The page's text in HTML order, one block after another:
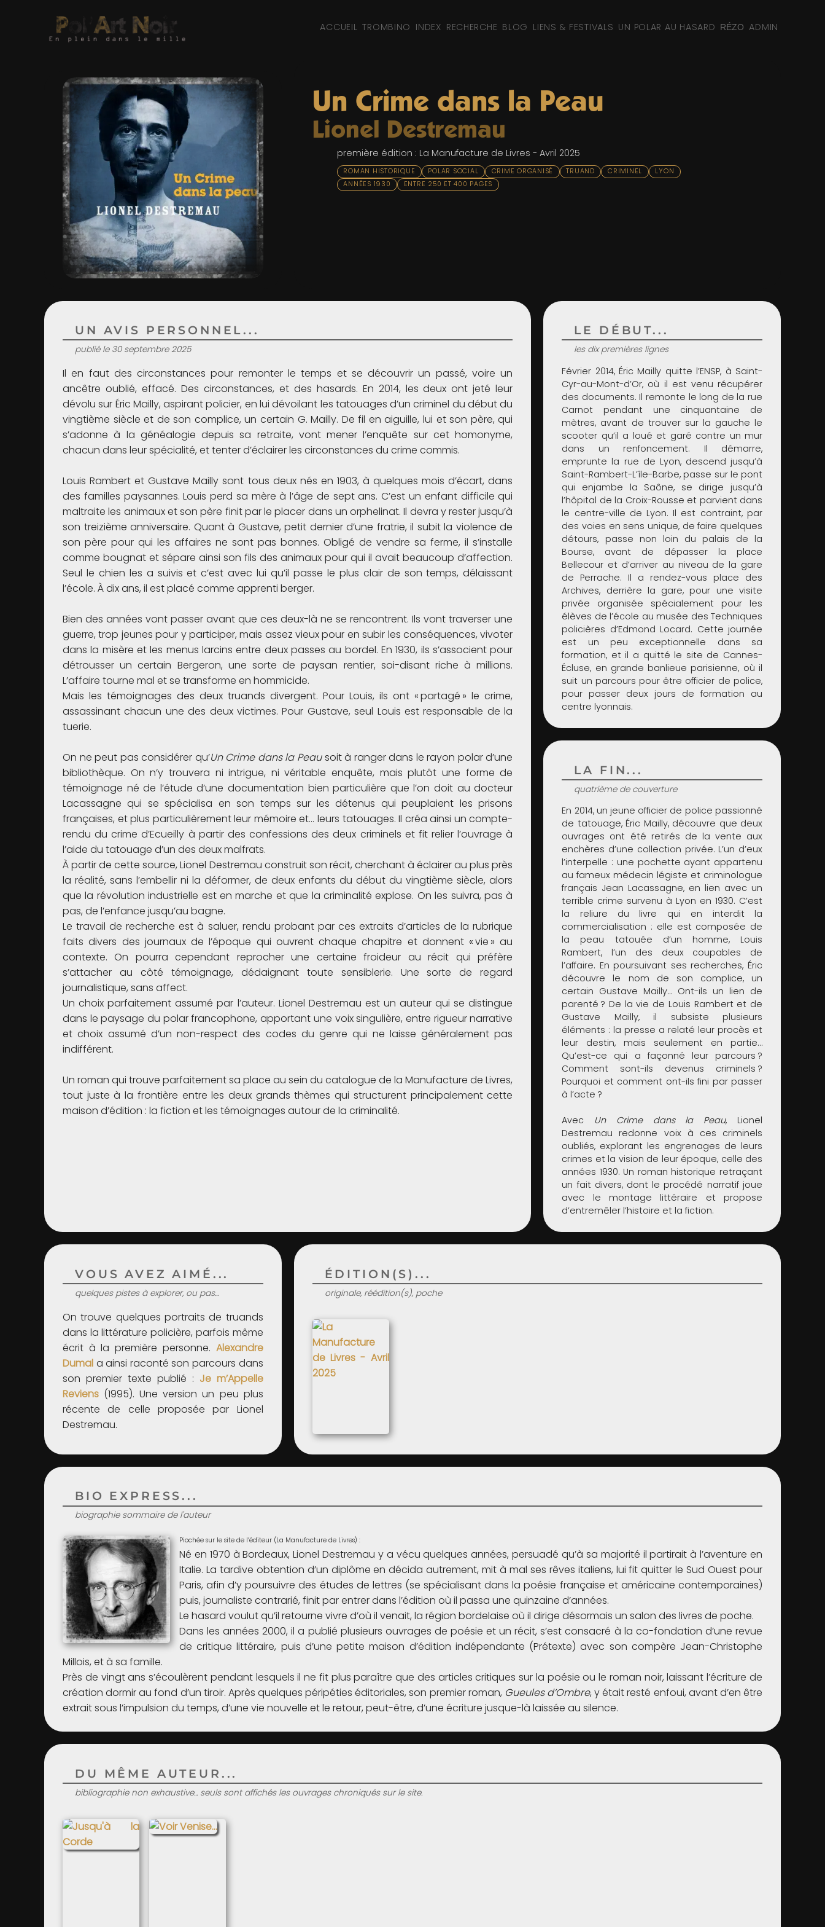
ACCUEIL TROMBINO INDEX RECHERCHE BLOG LIENS & FESTIVALS UN POLAR AU HASARD RÉZO ADMIN
Un Crime dans la Peau
Lionel Destremau
première édition : La Manufacture de Livres - Avril 2025
ROMAN HISTORIQUE POLAR SOCIAL CRIME ORGANISÉ TRUAND CRIMINEL
LYON
ANNÉES 1930
ENTRE 250 ET 400 PAGES
UN AVIS PERSONNEL...
publié le 30 septembre 2025
Il en faut des circonstances pour remonter le temps et se découvrir un passé, voire un
ancêtre oublié, effacé. Des circonstances, et des hasards. En 2014, les deux ont jeté leur
dévolu sur Éric Mailly, aspirant policier, en lui dévoilant les tatouages d’un criminel du début du
vingtième siècle et de son complice, un certain G. Mailly. De fil en aiguille, lui et son père, qui
s’adonne à la généalogie depuis sa retraite, vont mener l’enquête sur cet homonyme,
chacun dans leur spécialité, et tenter d’éclairer les circonstances du crime commis.
Louis Rambert et Gustave Mailly sont tous deux nés en 1903, à quelques mois d’écart, dans
des familles paysannes. Louis perd sa mère à l’âge de sept ans. C’est un enfant difficile qui
maltraite les animaux et son père finit par le placer dans un orphelinat. Il devra y rester jusqu’à
son treizième anniversaire. Quant à Gustave, petit dernier d’une fratrie, il subit la violence de
son père pour qui les affaires ne sont pas bonnes. Obligé de vendre sa ferme, il s’installe
comme bougnat et sépare ainsi son fils des animaux pour qui il avait beaucoup d’affection.
Seul le chien les a suivis et c’est avec lui qu’il passe le plus clair de son temps, délaissant
l’école. À dix ans, il est placé comme apprenti berger.
Bien des années vont passer avant que ces deux-là ne se rencontrent. Ils vont traverser une
guerre, trop jeunes pour y participer, mais assez vieux pour en subir les conséquences, vivoter
dans la misère et les menus larcins entre deux passes au bordel. En 1930, ils s’associent pour
détrousser un certain Bergeron, une sorte de paysan rentier, soi-disant riche à millions.
L’affaire tourne mal et se transforme en hommicide.
Mais les témoignages des deux truands divergent. Pour Louis, ils ont « partagé » le crime,
assassinant chacun une des deux victimes. Pour Gustave, seul Louis est responsable de la
tuerie.
On ne peut pas considérer qu’Un Crime dans la Peausoit à ranger dans le rayon polar d’une
bibliothèque. On n’y trouvera ni intrigue, ni véritable enquête, mais plutôt une forme de
témoignage né de l’étude d’une documentation bien particulière que l’on doit au docteur
Lacassagne qui se spécialisa en son temps sur les détenus qui peuplaient les prisons
françaises, et plus particulièrement leur mémoire et… leurs tatouages. Il créa ainsi un compte-
rendu du crime d’Ecueilly à partir des confessions des deux criminels et fit relier l’ouvrage à
l’aide du tatouage d’un des deux malfrats.
À partir de cette source, Lionel Destremau construit son récit, cherchant à éclairer au plus près
la réalité, sans l’embellir ni la déformer, de deux enfants du début du vingtième siècle, alors
que la révolution industrielle est en marche et que la criminalité explose. On les suivra, pas à
pas, de l’enfance jusqu’au bagne.
Le travail de recherche est à saluer, rendu probant par ces extraits d’articles de la rubrique
faits divers des journaux de l’époque qui ouvrent chaque chapitre et donnent « vie » au
contexte. On pourra cependant reprocher une certaine froideur au récit qui préfère
s’attacher au côté témoignage, dédaignant toute sensiblerie. Une sorte de regard
journalistique, sans affect.
Un choix parfaitement assumé par l’auteur. Lionel Destremau est un auteur qui se distingue
dans le paysage du polar francophone, apportant une voix singulière, entre rigueur narrative
et choix assumé d’un non-respect des codes du genre qui ne laisse généralement pas
indifférent.
Un roman qui trouve parfaitement sa place au sein du catalogue de la Manufacture de Livres,
tout juste à la frontière entre les deux grands thèmes qui structurent principalement cette
maison d’édition : la fiction et les témoignages autour de la criminalité.
VOUS AVEZ AIMÉ...
quelques pistes à explorer, ou pas...
On trouve quelques portraits de truands
dans la littérature policière, parfois même
écrit à la première personne. Alexandre
Dumal a ainsi raconté son parcours dans
son premier texte publié : Je m’Appelle
Reviens (1995). Une version un peu plus
récente de celle proposée par Lionel
Destremau.
LE DÉBUT...
les dix premières lignes
Février 2014, Éric Mailly quitte l’ENSP, à Saint-
Cyr-au-Mont-d’Or, où il est venu récupérer
des documents. Il remonte le long de la rue
Carnot pendant une cinquantaine de
mètres, avant de trouver sur la gauche le
scooter qu’il a loué et garé contre un mur
dans un renfoncement. Il démarre,
emprunte la rue de Lyon, descend jusqu’à
Saint-Rambert-L’île-Barbe, passe sur le pont
qui enjambe la Saône, se dirige jusqu’à
l’hôpital de la Croix-Rousse et parvient dans
le centre-ville de Lyon. Il est contraint, par
des voies en sens unique, de faire quelques
détours, passe non loin du palais de la
Bourse, avant de dépasser la place
Bellecour et d’arriver au niveau de la gare
de Perrache. Il a rendez-vous place des
Archives, derrière la gare, pour une visite
privée organisée spécialement pour les
élèves de l’école au musée des Techniques
policières d’Edmond Locard. Cette journée
est un peu exceptionnelle dans sa
formation, et il a quitté le site de Cannes-
Écluse, en grande banlieue parisienne, où il
suit un parcours pour être officier de police,
pour passer deux jours de formation au
centre lyonnais.
LA FIN...
quatrième de couverture
En 2014, un jeune officier de police passionné
de tatouage, Éric Mailly, découvre que deux
ouvrages ont été retirés de la vente aux
enchères d’une collection privée. L’un d’eux
l’interpelle : une pochette ayant appartenu
au fameux médecin légiste et criminologue
français Jean Lacassagne, en lien avec un
terrible crime survenu à Lyon en 1930. C’est
la reliure du livre qui en interdit la
commercialisation : elle est composée de
la peau tatouée d’un homme, Louis
Rambert, l’un des deux coupables de
l’affaire. En poursuivant ses recherches, Éric
découvre le nom de son complice, un
certain Gustave Mailly… Ont-ils un lien de
parenté ? De la vie de Louis Rambert et de
Gustave Mailly, il subsiste plusieurs
éléments : la presse a relaté leur procès et
leur destin, mais seulement en partie…
Qu’est-ce qui a façonné leur parcours ?
Comment sont-ils devenus criminels ?
Pourquoi et comment ont-ils fini par passer
à l’acte ?
Avec Un Crime dans la Peau, Lionel
Destremau redonne voix à ces criminels
oubliés, explorant les engrenages de leurs
crimes et la vision de leur époque, celle des
années 1930. Un roman historique retraçant
un fait divers, dont le procédé narratif joue
avec le montage littéraire et propose
d’entremêler l’histoire et la fiction.
BIO EXPRESS...
biographie sommaire de l'auteur
Piochée sur le site de l’éditeur (La Manufacture de Livres) :
Né en 1970 à Bordeaux, Lionel Destremau y a vécu quelques années, persuadé qu’à sa majorité il partirait à l’aventure en
Italie. La tardive obtention d’un diplôme en décida autrement, mit à mal ses rêves italiens, lui fit quitter le Sud Ouest pour
Paris, afin d’y poursuivre des études de lettres (se spécialisant dans la poésie française et américaine contemporaines)
puis, journaliste contrarié, finit par entrer dans l’édition où il passa une quinzaine d’années.
Le hasard voulut qu’il retourne vivre d’où il venait, la région bordelaise où il dirige désormais un salon des livres de poche.
Dans les années 2000, il a publié plusieurs ouvrages de poésie et un récit, s’est consacré à la co-fondation d’une revue
de critique littéraire, puis d’une petite maison d’édition indépendante (Prétexte) avec son compère Jean-Christophe
Millois, et à sa famille.
Près de vingt ans s’écoulèrent pendant lesquels il ne fit plus paraître que des articles critiques sur la poésie ou le roman noir, laissant l’écriture de
création dormir au fond d’un tiroir. Après quelques péripéties éditoriales, son premier roman, Gueules d’Ombre, y était resté enfoui, avant d’en être
extrait sous l’impulsion du temps, d’une vie nouvelle et le retour, peut-être, d’une écriture jusque-là laissée au silence.
ÉDITION(S)...
originale, réédition(s), poche
DU MÊME AUTEUR...
bibliographie non exhaustive... seuls sont affichés les ouvrages chroniqués sur le site.